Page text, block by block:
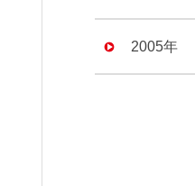
2005年